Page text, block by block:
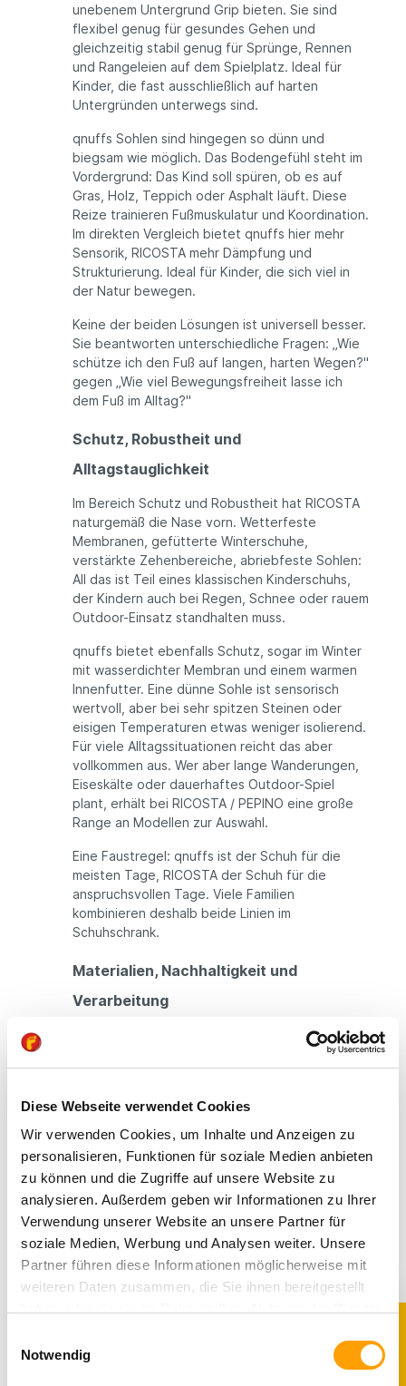
Diese Webseite verwendet Cookies
Wir verwenden Cookies, um Inhalte und Anzeigen zu
personalisieren, Funktionen für soziale Medien anbieten
zu können und die Zugriffe auf unsere Website zu
analysieren. Außerdem geben wir Informationen zu Ihrer
Verwendung unserer Website an unsere Partner für
soziale Medien, Werbung und Analysen weiter. Unsere
Partner führen diese Informationen möglicherweise mit
weiteren Daten zusammen, die Sie ihnen bereitgestellt
Cookies, wenn Sie unsere Webseite weiterhin nutzen.
Notwendig
unebenem Untergrund Grip bieten. Sie sind
flexibel genug für gesundes Gehen und
gleichzeitig stabil genug für Sprünge, Rennen
und Rangeleien auf dem Spielplatz. Ideal für
Kinder, die fast ausschließlich auf harten
Untergründen unterwegs sind.
qnuffs Sohlen sind hingegen so dünn und
biegsam wie möglich. Das Bodengefühl steht im
Vordergrund: Das Kind soll spüren, ob es auf
Gras, Holz, Teppich oder Asphalt läuft. Diese
Reize trainieren Fußmuskulatur und Koordination.
Im direkten Vergleich bietet qnuffs hier mehr
Sensorik, RICOSTA mehr Dämpfung und
Strukturierung. Ideal für Kinder, die sich viel in
der Natur bewegen.
Keine der beiden Lösungen ist universell besser.
Sie beantworten unterschiedliche Fragen: „Wie
schütze ich den Fuß auf langen, harten Wegen?"
gegen „Wie viel Bewegungsfreiheit lasse ich
dem Fuß im Alltag?"
Schutz, Robustheit und
Alltagstauglichkeit
Im Bereich Schutz und Robustheit hat RICOSTA
naturgemäß die Nase vorn. Wetterfeste
Membranen, gefütterte Winterschuhe,
verstärkte Zehenbereiche, abriebfeste Sohlen:
All das ist Teil eines klassischen Kinderschuhs,
der Kindern auch bei Regen, Schnee oder rauem
Outdoor-Einsatz standhalten muss.
qnuffs bietet ebenfalls Schutz, sogar im Winter
mit wasserdichter Membran und einem warmen
Innenfutter. Eine dünne Sohle ist sensorisch
wertvoll, aber bei sehr spitzen Steinen oder
eisigen Temperaturen etwas weniger isolierend.
Für viele Alltagssituationen reicht das aber
vollkommen aus. Wer aber lange Wanderungen,
Eiseskälte oder dauerhaftes Outdoor-Spiel
plant, erhält bei RICOSTA / PEPINO eine große
Range an Modellen zur Auswahl.
Eine Faustregel: qnuffs ist der Schuh für die
meisten Tage, RICOSTA der Schuh für die
anspruchsvollen Tage. Viele Familien
kombinieren deshalb beide Linien im
Schuhschrank.
Materialien, Nachhaltigkeit und
Verarbeitung
Beide Marken legen Wert auf hochwertige
Hautfreundliche Innenfutter, geprüfte
sind Standard. Für Eltern, die auf
schadstoffgeprüfte Materialien achten, sind
allgemeine Branchenstandards wie sie etwa der
TÜV Rheinland prüft, ein hilfreicher
Orientierungspunkt (TÜV Rheinland).
RICOSTA und PEPINO setzen auf bewährte
Materialmischungen, die robust und
alltagstauglich sind. qnuffs ist tendenziell
minimalistischer aufgebaut: weniger Material,
weniger Lagen, weniger Gewicht. Das passt zum
Barfußgedanken und reduziert gleichzeitig den
zu sparen.